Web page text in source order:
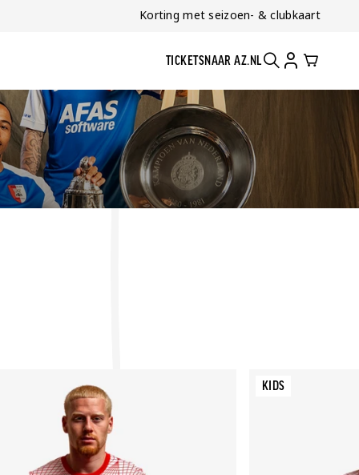
Korting met seizoen- & clubkaart
TICKETSNAAR AZ.NL
ZOEKENACCOUNT
CART
KIDS